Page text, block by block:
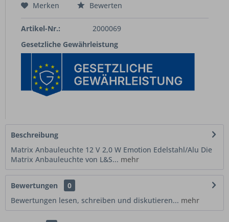
Merken Bewerten
Artikel-Nr.:
2000069
Gesetzliche Gewährleistung
Beschreibung
Matrix Anbauleuchte 12 V 2,0 W Emotion Edelstahl/Alu Die
Matrix Anbauleuchte von L&S... mehr
Bewertungen
0
Bewertungen lesen, schreiben und diskutieren... mehr